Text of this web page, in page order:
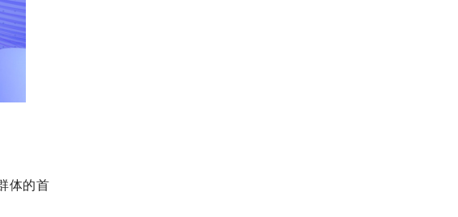
体的首